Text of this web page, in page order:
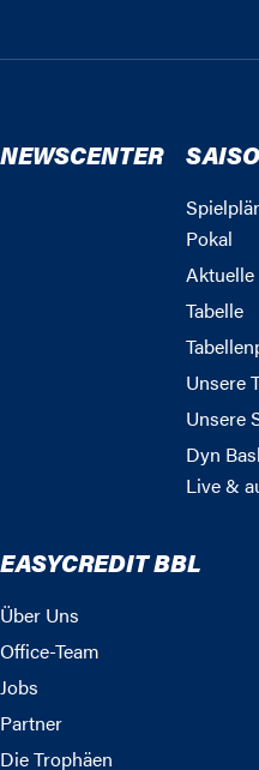
NEWSCENTER
Pokal
Aktuelle
Tabelle
Unsere
Unsere
Dyn
Live &
EASYCREDIT BBL
Über Uns
Office-Team
Jobs
Partner
Die Trophäen